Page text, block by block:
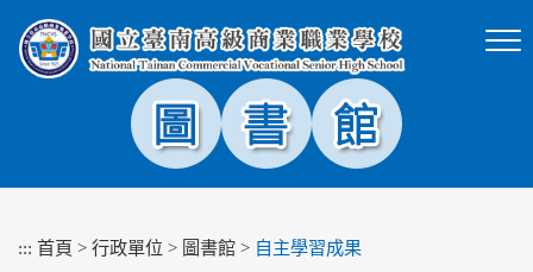
塊
::: 首頁 > 行政單位 > 圖書館 > 自主學習成果